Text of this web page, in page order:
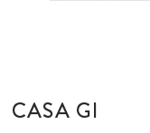
CASA GI